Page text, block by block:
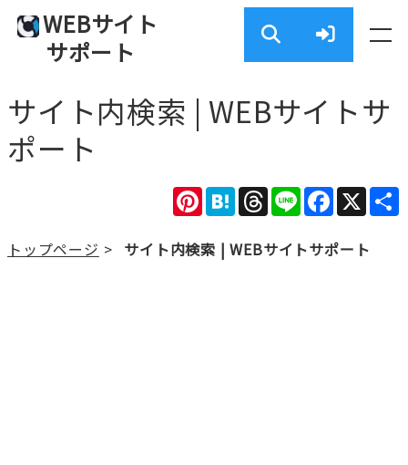
WEBサイト
サポート
サイト内検索 | WEBサイトサ
ポート
X
Facebook
Line
Threads
Hatena
Pinterest
トップページ > サイト内検索 | WEBサイトサポート